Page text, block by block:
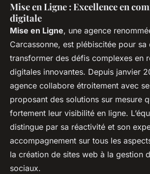
Mise en Ligne : Excellence en
digitale
Mise en Ligne, une agence
Carcassonne, est plébiscitée pour sa
transformer des défis complexes en
digitales innovantes. Depuis janvier
agence collabore étroitement avec
proposant des solutions sur mesure
fortement leur visibilité en ligne.
distingue par sa réactivité et son
accompagnement sur tous les
la création de sites web à la gestion
sociaux.